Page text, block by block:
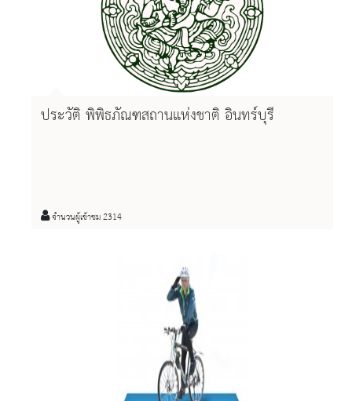
ประวัติ พิพิธภัณฑสถานแห่งชาติ อินทร์บุรี
จำนวนผู้เข้าชม 2314